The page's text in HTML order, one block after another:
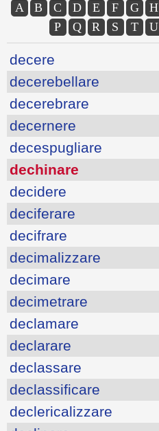
A B C D E F G H
P
Q R S T U
decere
decerebellare
decerebrare
decernere
decespugliare
dechinare
decidere
deciferare
decifrare
decimalizzare
decimare
decimetrare
declamare
declarare
declassare
declassificare
declericalizzare